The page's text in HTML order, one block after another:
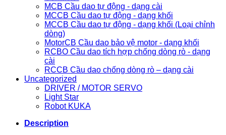
MCB Cầu dao tự động - dạng cài
MCCB Cầu dao tự động - dạng khối
MCCB Cầu dao tự động - dạng khối (Loại chỉnh
dòng)
MotorCB Cầu dao bảo vệ motor - dạng khối
RCBO Cầu dao tích hợp chống dòng rò - dạng
cài
RCCB Cầu dao chống dòng rò – dạng cài
Uncategorized
DRIVER / MOTOR SERVO
Light Star
Robot KUKA
Description